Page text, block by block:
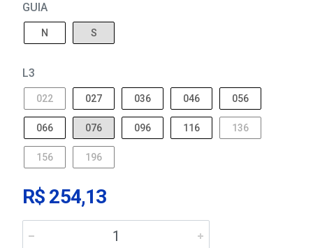
GUIA
N S
L3
022 027 036 046 056
066 076 096 116 136
156 196
R$ 254,13